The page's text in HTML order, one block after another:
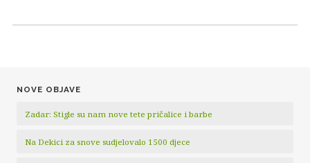
NOVE OBJAVE
Zadar: Stigle su nam nove tete pričalice i barbe
Na Dekici za snove sudjelovalo 1500 djece